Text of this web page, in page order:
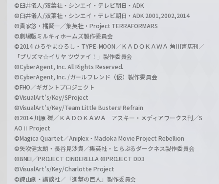
©臼井儀人/双葉社・シンエイ・テレビ朝日・ADK
©臼井儀人/双葉社・シンエイ・テレビ朝日・ADK 2001,2002,2014
©貴家悠・橘賢一／集英社・Project TERRAFORMARS
©劇場版ミルキィホームズ製作委員会
©2014 ひろやまひろし・TYPE-MOON／ＫＡＤＯＫＡＷＡ 角川書店刊／
「プリズマ☆イリヤ ツヴァイ！」製作委員会
©CyberAgent, Inc. All Rights Reserved.
©CyberAgent, Inc. /ガールフレンド（仮）製作委員会
©FHO／ギガントプロジェクト
©VisualArt's/Key/SProject
©VisualArt's/Key/Team Little Busters! Refrain
©2014 川原 礫／ＫＡＤＯＫＡＷＡ アスキー・メディアワークス刊／S
AOⅡ Project
©Magica Quartet／Aniplex・Madoka Movie Project Rebellion
©矢吹健太朗・長谷見沙貴／集英社・とらぶるダークネス製作委員会
©BNEI／PROJECT CINDERELLA ©PROJECT DD3
©VisualArt's/Key/Charlotte Project
©諫山創・講談社／「進撃の巨人」製作委員会